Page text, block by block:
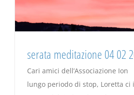
serata meditazione 04 02
Cari amici dell’Associazione
lungo periodo di stop, Loretta ci